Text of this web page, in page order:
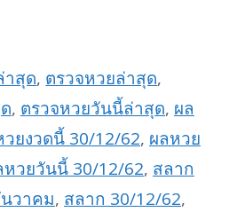
าสุด, ตรวจหวยล่าสุด,
, ตรวจหวยวันนี้ล่าสุด, ผล
ยงวดนี้ 30/12/62, ผลหวย
หวยวันนี้ 30/12/62, สลาก
วาคม, สลาก 30/12/62,